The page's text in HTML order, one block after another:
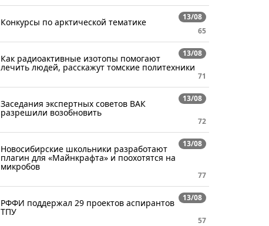
13/08
Конкурсы по арктической тематике
65
13/08
Как радиоактивные изотопы помогают
лечить людей, расскажут томские политехники
71
13/08
Заседания экспертных советов ВАК
разрешили возобновить
72
13/08
Новосибирские школьники разработают
плагин для «Майнкрафта» и поохотятся на
микробов
77
13/08
РФФИ поддержал 29 проектов аспирантов
ТПУ
57